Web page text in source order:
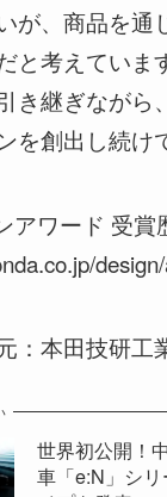
が、商品を通
と考えていま
き継ぎながら
を創出し続け
アワード 受賞
：本田技研工
世界初公開！
車「e:N」シ